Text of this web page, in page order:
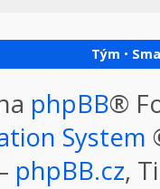
Tým •
phpBB®
System
phpBB.cz,